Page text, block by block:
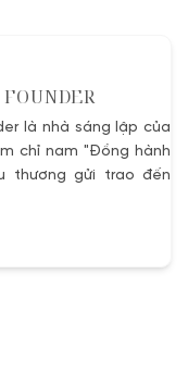
là nhà sáng lập của
chỉ nam "Đồng hành
thương gửi trao đến